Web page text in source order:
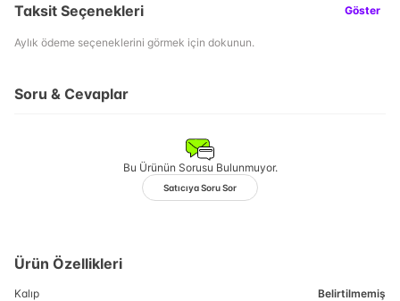
Taksit Seçenekleri Göster
Aylık ödeme seçeneklerini görmek için dokunun.
Soru & Cevaplar
Bu Ürünün Sorusu Bulunmuyor.
Satıcıya Soru Sor
Ürün Özellikleri
Kalıp Belirtilmemiş